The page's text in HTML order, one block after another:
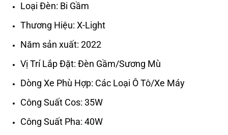
Loại Đèn: Bi Gầm
Thương Hiệu: X-Light
Năm sản xuất: 2022
Vị Trí Lắp Đặt: Đèn Gầm/Sương Mù
Dòng Xe Phù Hợp: Các Loại Ô Tô/Xe Máy
Công Suất Cos: 35W
Công Suất Pha: 40W